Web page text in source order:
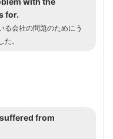
for.
る会社の問題のためにう
。
from